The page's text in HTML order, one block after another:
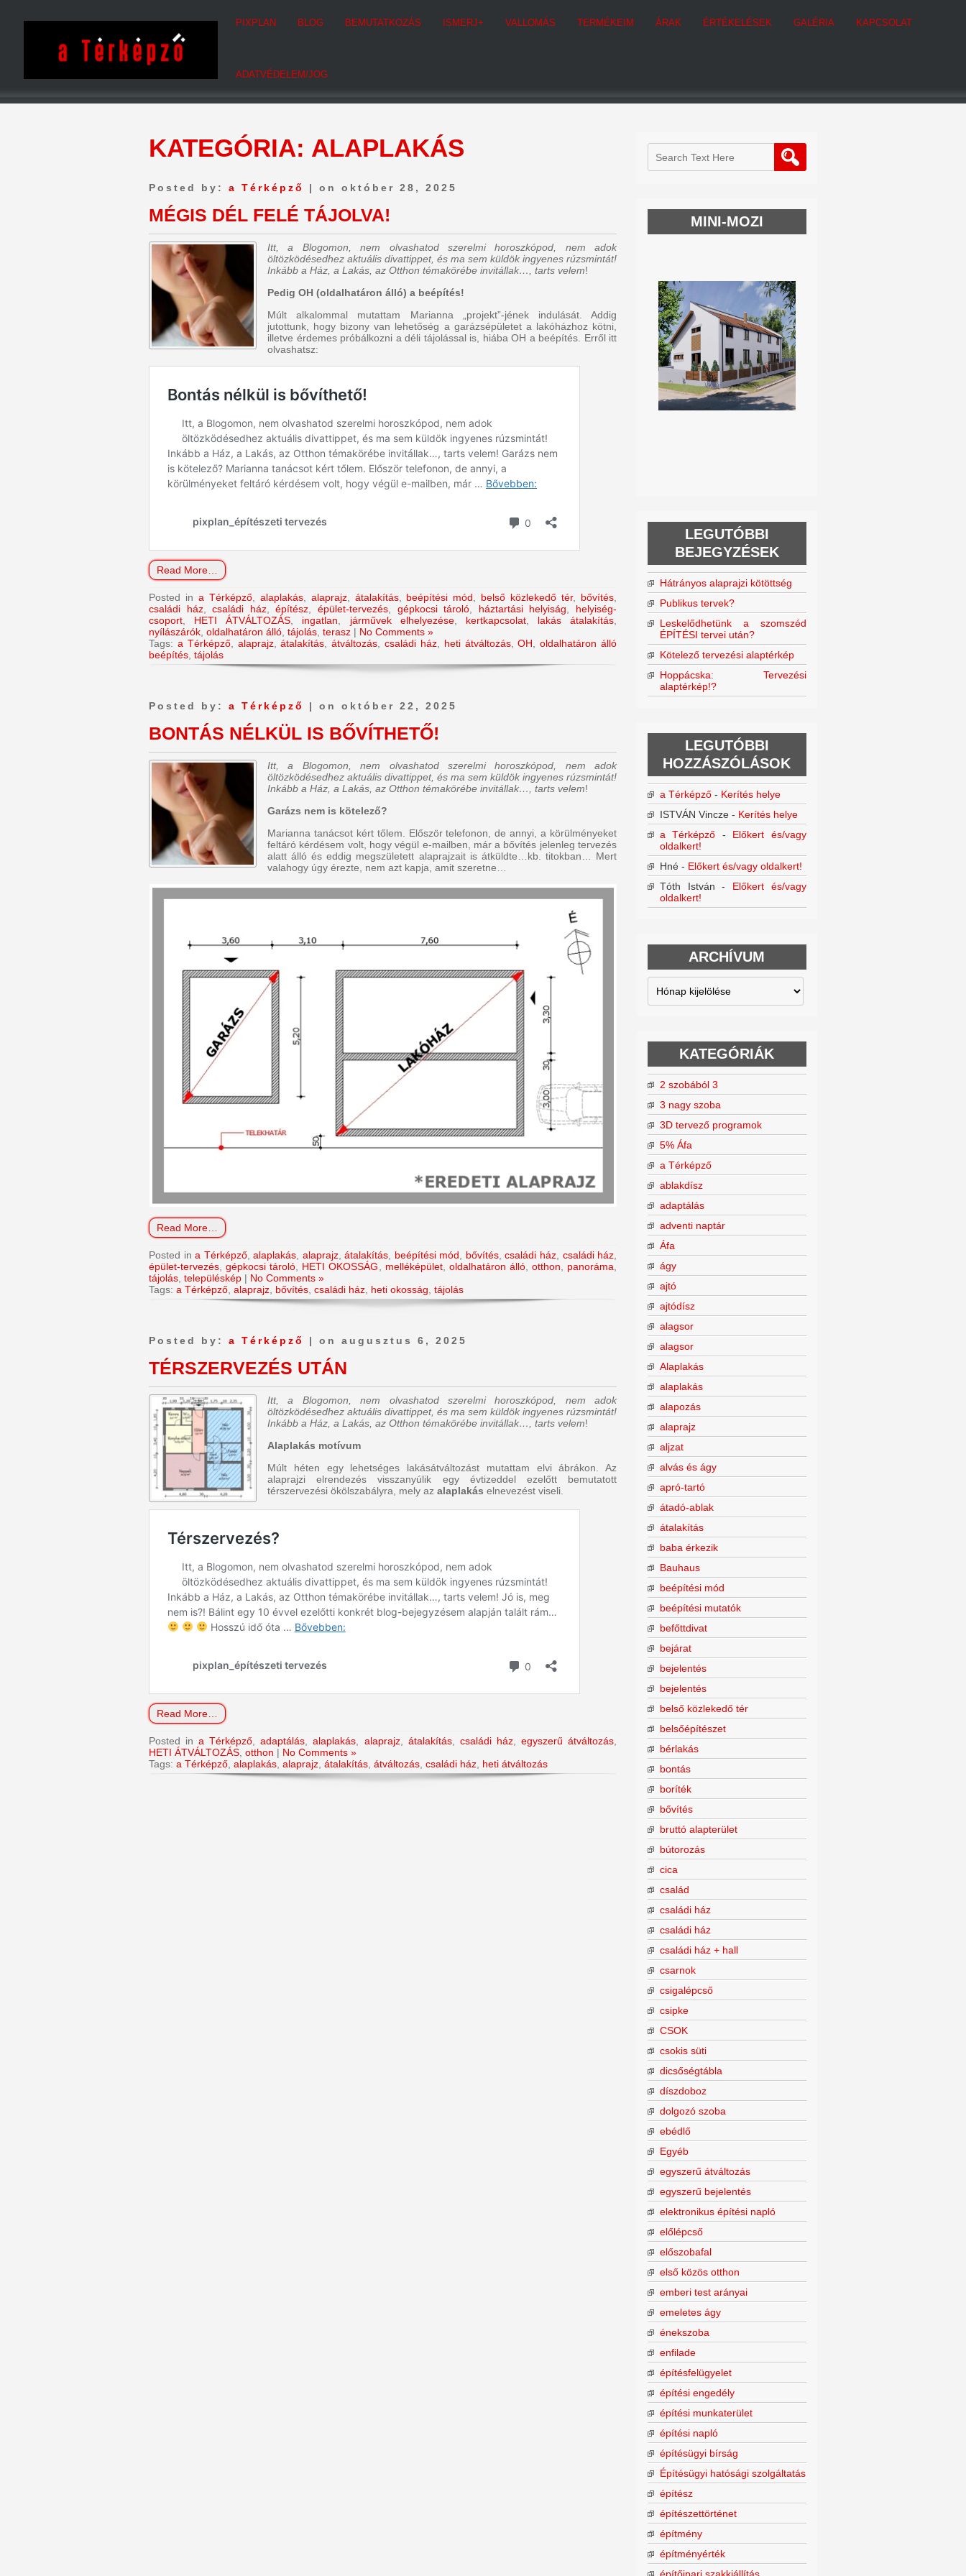
PIXPLAN BLOG BEMUTATKOZÁS ISMERJ+ VALLOMÁS TERMÉKEIM ÁRAK ÉRTÉKELÉSEK GALÉRIA KAPCSOLAT
ADATVÉDELEM/JOG
KATEGÓRIA: ALAPLAKÁS
Posted by: a Térképző | on október 28, 2025
MÉGIS DÉL FELÉ TÁJOLVA!
Itt, a Blogomon, nem olvashatod szerelmi horoszkópod, nem adok
öltözködésedhez aktuális divattippet, és ma sem küldök ingyenes rúzsmintát!
Inkább a Ház, a Lakás, az Otthon témakörébe invitállak…, tarts velem!
Pedig OH (oldalhatáron álló) a beépítés!
Múlt alkalommal mutattam Marianna „projekt”-jének indulását. Addig
jutottunk, hogy bizony van lehetőség a garázsépületet a lakóházhoz kötni,
illetve érdemes próbálkozni a déli tájolással is, hiába OH a beépítés. Erről itt
olvashatsz:
Read More…
Posted in a Térképző, alaplakás, alaprajz, átalakítás, beépítési mód belső közlekedő tér, bővítés
családi ház,családi ház,építész ,épület-tervezés gépkocsi tároló háztartási helyiság
helyiség-
csoport
HETI ÁTVÁLTOZÁS ingatlan járművek elhelyezése, kertkapcsolat, lakás átalakítás
nyílászárók oldalhatáron álló tájolás terasz | No Comments »
Tags: a Térképző, alaprajz,átalakítás ,átváltozás ,családi ház, heti átváltozás,OH ,oldalhatáron álló
beépítés tájolás
Posted by: a Térképző | on október 22, 2025
BONTÁS NÉLKÜL IS BŐVÍTHETŐ!
Itt, a Blogomon, nem olvashatod szerelmi horoszkópod, nem adok
öltözködésedhez aktuális divattippet, és ma sem küldök ingyenes rúzsmintát!
Inkább a Ház, a Lakás, az Otthon témakörébe invitállak…, tarts velem!
Garázs nem is kötelező?
Marianna tanácsot kért tőlem. Először telefonon, de annyi, a körülményeket
feltáró kérdésem volt, hogy végül e-mailben, már a bővítés jelenleg tervezés
alatt álló és eddig megszületett alaprajzait is átküldte…kb. titokban… Mert
valahogy úgy érezte, nem azt kapja, amit szeretne…
Read More…
Posted ina Térképző,alaplakás alaprajz,átalakítás beépítési mód bővítés,családi ház családi ház
épület-tervezés ,gépkocsi tároló HETI OKOSSÁG melléképület, oldalhatáron álló, otthon panoráma
tájolás településkép | No Comments »
Tags: a Térképző alaprajz bővítés családi ház heti okosság tájolás
Posted by: a Térképző | on augusztus 6, 2025
TÉRSZERVEZÉS UTÁN
Itt, a Blogomon, nem olvashatod szerelmi horoszkópod, nem adok
öltözködésedhez aktuális divattippet, és ma sem küldök ingyenes rúzsmintát!
Inkább a Ház, a Lakás, az Otthon témakörébe invitállak…, tarts velem!
Alaplakás motívum
Múlt héten egy lehetséges lakásátváltozást mutattam elvi ábrákon. Az
alaprajzi elrendezés visszanyúlik egy évtizeddel ezelőtt bemutatott
térszervezési ökölszabályra, mely az alaplakás elnevezést viseli.
Read More…
Posted ina Térképző ,adaptálás ,alaplakás alaprajz, átalakítás, családi ház, egyszerű átváltozás
HETI ÁTVÁLTOZÁS otthon | No Comments »
Tags: a Térképző alaplakás alaprajz átalakítás átváltozás családi ház heti átváltozás
MINI-MOZI
LEGUTÓBBI
BEJEGYZÉSEK
Hátrányos alaprajzi kötöttség
Publikus tervek?
Leskelődhetünk a szomszéd
ÉPÍTÉSI tervei után?
Kötelező tervezési alaptérkép
Hoppácska: Tervezési
alaptérkép!?
LEGUTÓBBI
HOZZÁSZÓLÁSOK
a Térképző- Kerítés helye
ISTVÁN Vincze- Kerítés helye
a Térképző - Előkert és/vagy
oldalkert!
Hné- Előkert és/vagy oldalkert!
Tóth István - Előkert és/vagy
oldalkert!
ARCHÍVUM
Archívum
KATEGÓRIÁK
2 szobából 3
3 nagy szoba
3D tervező programok
5% Áfa
a Térképző
ablakdísz
adaptálás
adventi naptár
Áfa
ágy
ajtó
ajtódísz
alagsor
alagsor
Alaplakás
alaplakás
alapozás
alaprajz
aljzat
alvás és ágy
apró-tartó
átadó-ablak
átalakítás
baba érkezik
Bauhaus
beépítési mód
beépítési mutatók
befőttdivat
bejárat
bejelentés
bejelentés
belső közlekedő tér
belsőépítészet
bérlakás
bontás
boríték
bővítés
bruttó alapterület
bútorozás
cica
család
családi ház
családi ház
családi ház + hall
csarnok
csigalépcső
csipke
CSOK
csokis süti
dicsőségtábla
díszdoboz
dolgozó szoba
ebédlő
Egyéb
egyszerű átváltozás
egyszerű bejelentés
elektronikus építési napló
előlépcső
előszobafal
első közös otthon
emberi test arányai
emeletes ágy
énekszoba
enfilade
építésfelügyelet
építési engedély
építési munkaterület
építési napló
építésügyi bírság
Építésügyi hatósági szolgáltatás
építész
építészettörténet
építmény
építményérték